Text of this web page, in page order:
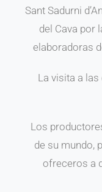
Sant Sadurni
del Cava por
elaboradoras
La visita a
Los
de su mundo,
ofreceros a